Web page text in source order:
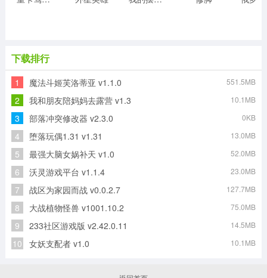
下载排行
1 魔法斗姬芙洛蒂亚 v1.1.0 551.5MB
2 我和朋友陪妈妈去露营 v1.3 10.1MB
3 部落冲突修改器 v2.3.0 0KB
4 堕落玩偶1.31 v1.31 13.0MB
5 最强大脑女娲补天 v1.0 52.0MB
6 沃灵游戏平台 v1.1.4 23.0MB
7 战区为家园而战 v0.0.2.7 127.7MB
8 大战植物怪兽 v1001.10.2 75.0MB
9 233社区游戏版 v2.42.0.11 14.5MB
10 女妖支配者 v1.0 10.1MB